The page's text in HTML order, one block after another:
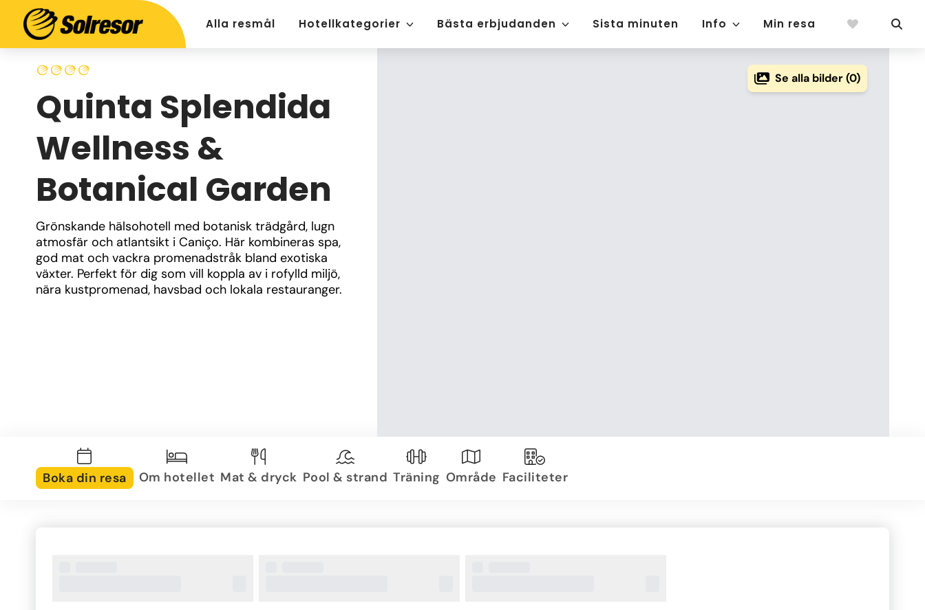
Alla resmål Hotellkategorier Bästa erbjudanden Sista minuten Info Min resa
Quinta Splendida
Wellness &
Botanical Garden
Grönskande hälsohotell med botanisk trädgård, lugn
atmosfär och atlantsikt i Caniço. Här kombineras spa,
god mat och vackra promenadstråk bland exotiska
växter. Perfekt för dig som vill koppla av i rofylld miljö,
nära kustpromenad, havsbad och lokala restauranger.
Se alla bilder (0)
Boka din resa Om hotellet Mat & dryck Pool & strand Träning Område Faciliteter